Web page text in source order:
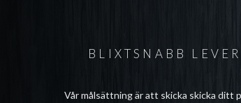
BLIXTSNABB
Vår målsättning är att skicka skicka ditt